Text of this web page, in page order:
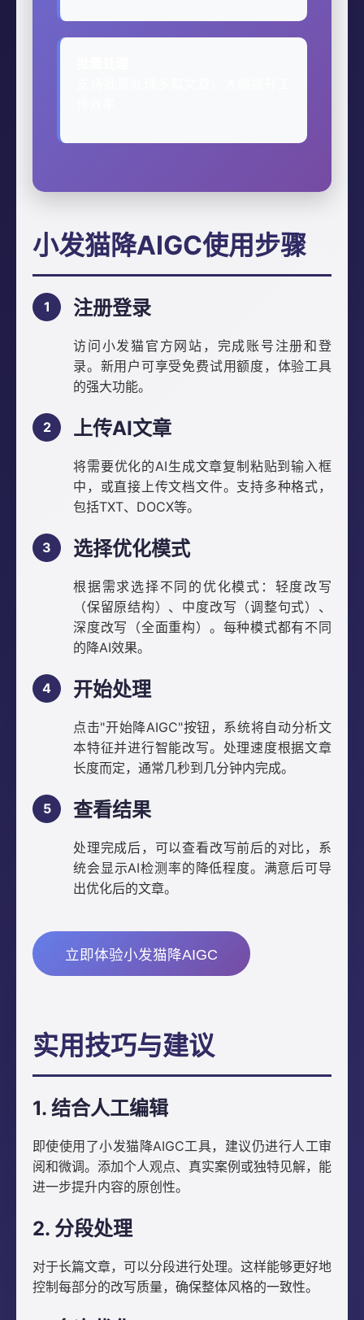
小发猫降AIGC使用步骤
注册登录
访问小发猫官方网站，完成账号注册和登
录。新用户可享受免费试用额度，体验工具
的强大功能。
上传AI文章
将需要优化的AI生成文章复制粘贴到输入框
中，或直接上传文档文件。支持多种格式，
包括TXT、DOCX等。
选择优化模式
根据需求选择不同的优化模式：轻度改写
（保留原结构）、中度改写（调整句式）、
深度改写（全面重构）。每种模式都有不同
的降AI效果。
开始处理
点击"开始降AIGC"按钮，系统将自动分析文
本特征并进行智能改写。处理速度根据文章
长度而定，通常几秒到几分钟内完成。
查看结果
处理完成后，可以查看改写前后的对比，系
统会显示AI检测率的降低程度。满意后可导
出优化后的文章。
立即体验小发猫降AIGC
实用技巧与建议
1. 结合人工编辑
即使使用了小发猫降AIGC工具，建议仍进行人工审
阅和微调。添加个人观点、真实案例或独特见解，能
进一步提升内容的原创性。
2. 分段处理
对于长篇文章，可以分段进行处理。这样能够更好地
控制每部分的改写质量，确保整体风格的一致性。